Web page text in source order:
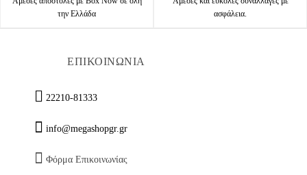
την Ελλάδα
ασφάλεια.
ΕΠΙΚΟΙΝΩΝΙΑ
22210-81333
info@megashopgr.gr
Φόρμα Επικοινωνίας